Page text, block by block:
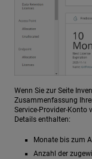
Wenn Sie zur Seite
Zusammenfassung
Service-Provider-Konto
Details enthalten:
Monate bis zum
Anzahl der